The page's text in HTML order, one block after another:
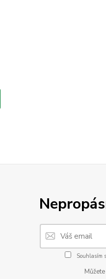
Souhlasím